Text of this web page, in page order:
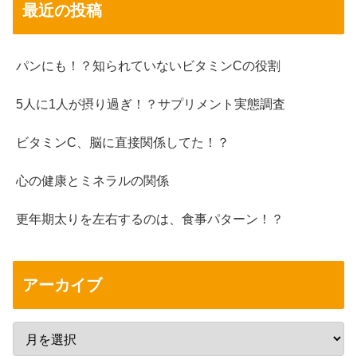
最近の投稿
パンにも！？知られていないビタミンCの役割
5人に1人が摂り過ぎ！？サプリメント実態調査
ビタミンC、脳に直接関係してた！？
心の健康とミネラルの関係
更年期太りを左右するのは、食事パターン！？
アーカイブ